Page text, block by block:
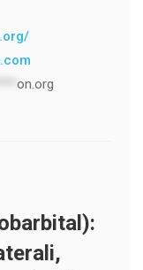
on.org